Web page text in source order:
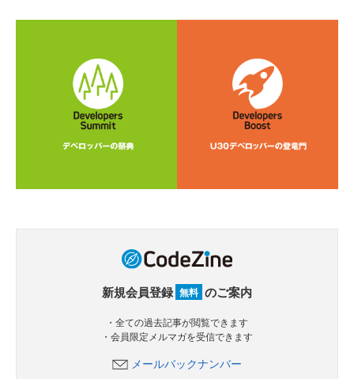
新規会員登録 無料 のご案内
・全ての過去記事が閲覧できます
・会員限定メルマガを受信できます
メールバックナンバー